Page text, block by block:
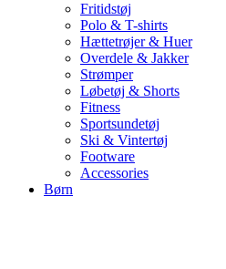
Fritidstøj
Polo & T-shirts
Hættetrøjer & Huer
Overdele & Jakker
Strømper
Løbetøj & Shorts
Fitness
Sportsundetøj
Ski & Vintertøj
Footware
Accessories
Børn